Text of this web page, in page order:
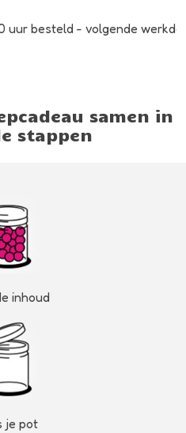
uur besteld - volgende werkdag
samen in
stappen
inhoud
je pot